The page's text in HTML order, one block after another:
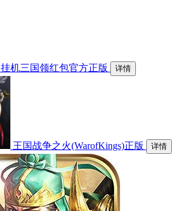
挂机三国领红包官方正版 详情
王国战争之火(WarofKings)正版 详情